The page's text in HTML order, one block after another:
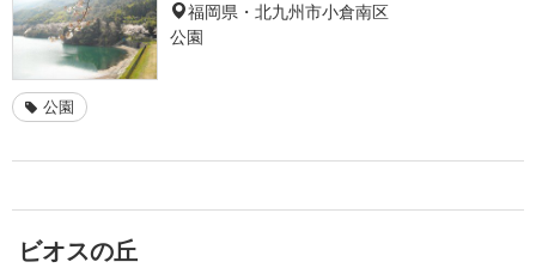
福岡県・北九州市小倉南区
公園
公園
ビオスの丘